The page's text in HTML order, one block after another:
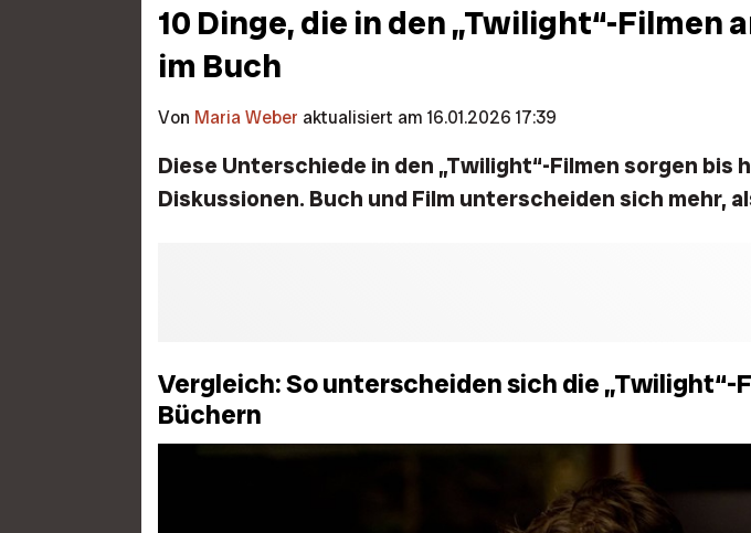
10 Dinge, die in den „Twilight“-Filmen
im Buch
Von Maria Weber aktualisiert am 16.01.2026 17:39
Diese Unterschiede in den „Twilight“-Filmen sorgen bis
Diskussionen. Buch und Film unterscheiden sich mehr,
Vergleich: So unterscheiden sich die „Twilight“-
Büchern